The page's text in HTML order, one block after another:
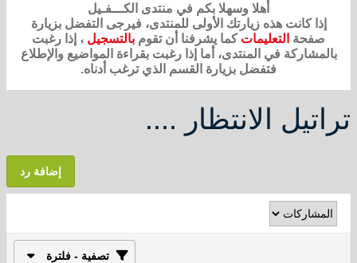
أهلا وسهلا بكم في منتدى الكـــفـيل
إذا كانت هذه زيارتك الأولى للمنتدى، فيرجى التفضل بزيارة
صفحة التعليمات كما يشرفنا أن تقوم بالتسجيل ، إذا رغبت
بالمشاركة في المنتدى، أما إذا رغبت بقراءة المواضيع والإطلاع
فتفضل بزيارة القسم الذي ترغب أدناه.
تراتيل الانتظار ....
إضافة رد
تصفية - فلترة